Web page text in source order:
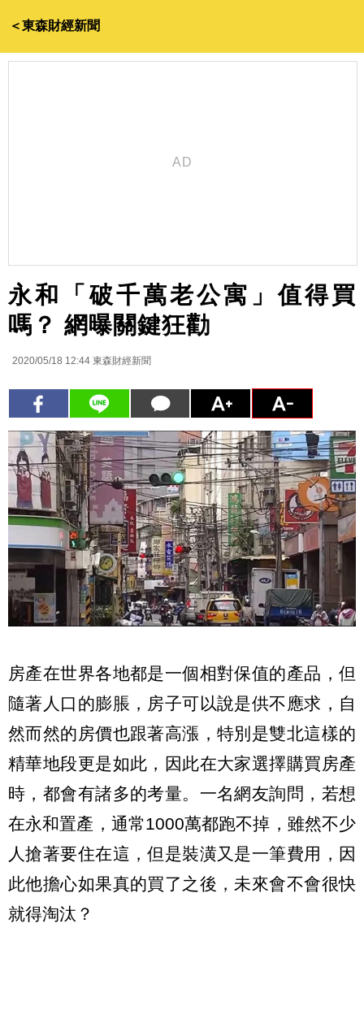
＜東森財經新聞
永和「破千萬老公寓」值得買
嗎？ 網曝關鍵狂勸
2020/05/18 12:44 東森財經新聞
房產在世界各地都是一個相對保值的產品，但
隨著人口的膨脹，房子可以說是供不應求，自
然而然的房價也跟著高漲，特別是雙北這樣的
精華地段更是如此，因此在大家選擇購買房產
時，都會有諸多的考量。一名網友詢問，若想
在永和置產，通常1000萬都跑不掉，雖然不少
人搶著要住在這，但是裝潢又是一筆費用，因
此他擔心如果真的買了之後，未來會不會很快
就得淘汰？